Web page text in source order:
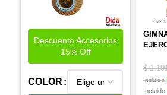
Descuento Accesorios
15% Off
COLOR
$
Incluido
Incluido